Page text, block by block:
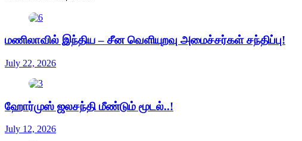
மணிலாவில் இந்திய – சீன வெளியுறவு அமைச்சர்கள் சந்திப்பு!
July 22, 2026
ஹோர்முஸ் ஜலசந்தி மீண்டும் மூடல்..!
July 12, 2026